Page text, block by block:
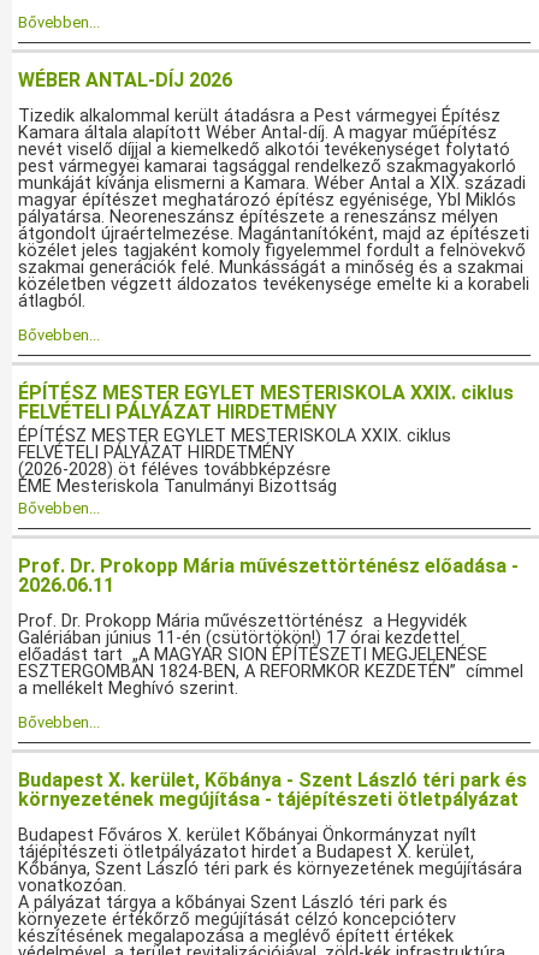
Bővebben...
WÉBER ANTAL-DÍJ 2026
Tizedik alkalommal került átadásra a Pest vármegyei Építész
Kamara általa alapított Wéber Antal-díj. A magyar műépítész
nevét viselő díjjal a kiemelkedő alkotói tevékenységet folytató
pest vármegyei kamarai tagsággal rendelkező szakmagyakorló
munkáját kívánja elismerni a Kamara. Wéber Antal a XIX. századi
magyar építészet meghatározó építész egyénisége, Ybl Miklós
pályatársa. Neoreneszánsz építészete a reneszánsz mélyen
átgondolt újraértelmezése. Magántanítóként, majd az építészeti
közélet jeles tagjaként komoly figyelemmel fordult a felnövekvő
szakmai generációk felé. Munkásságát a minőség és a szakmai
közéletben végzett áldozatos tevékenysége emelte ki a korabeli
átlagból.
Bővebben...
ÉPÍTÉSZ MESTER EGYLET MESTERISKOLA XXIX. ciklus
FELVÉTELI PÁLYÁZAT HIRDETMÉNY
ÉPÍTÉSZ MESTER EGYLET MESTERISKOLA XXIX. ciklus
FELVÉTELI PÁLYÁZAT HIRDETMÉNY
(2026-2028) öt féléves továbbképzésre
ÉME Mesteriskola Tanulmányi Bizottság
Bővebben...
Prof. Dr. Prokopp Mária művészettörténész előadása -
2026.06.11
Prof. Dr. Prokopp Mária művészettörténész a Hegyvidék
Galériában június 11-én (csütörtökön!) 17 órai kezdettel
előadást tart „A MAGYAR SION ÉPÍTÉSZETI MEGJELENÉSE
ESZTERGOMBAN 1824-BEN, A REFORMKOR KEZDETÉN” címmel
a mellékelt Meghívó szerint.
Bővebben...
Budapest X. kerület, Kőbánya - Szent László téri park és
környezetének megújítása - tájépítészeti ötletpályázat
Budapest Főváros X. kerület Kőbányai Önkormányzat nyílt
tájépítészeti ötletpályázatot hirdet a Budapest X. kerület,
Kőbánya, Szent László téri park és környezetének megújítására
vonatkozóan.
A pályázat tárgya a kőbányai Szent László téri park és
környezete értékőrző megújítását célzó koncepcióterv
készítésének megalapozása a meglévő épített értékek